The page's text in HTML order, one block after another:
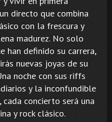
directo que combina
con la frescura y
madurez. No solo
han definido su carrera,
nuevas joyas de su
noche con sus riffs
y la inconfundible
concierto será una
y rock clásico.